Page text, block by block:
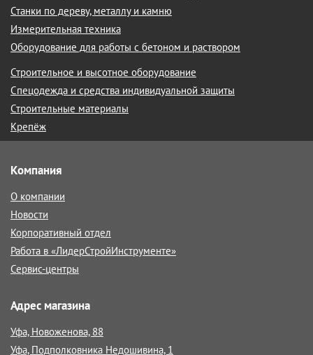
Станки по дереву, металлу и камню
Измерительная техника
Оборудование для работы с бетоном и раствором
Строительное и высотное оборудование
Спецодежда и средства индивидуальной защиты
Строительные материалы
Крепёж
Компания
О компании
Новости
Корпоративный отдел
Работа в «ЛидерСтройИнструменте»
Сервис-центры
Адрес магазина
Уфа, Новоженова, 88
Уфа, Подполковника Недошивина, 1